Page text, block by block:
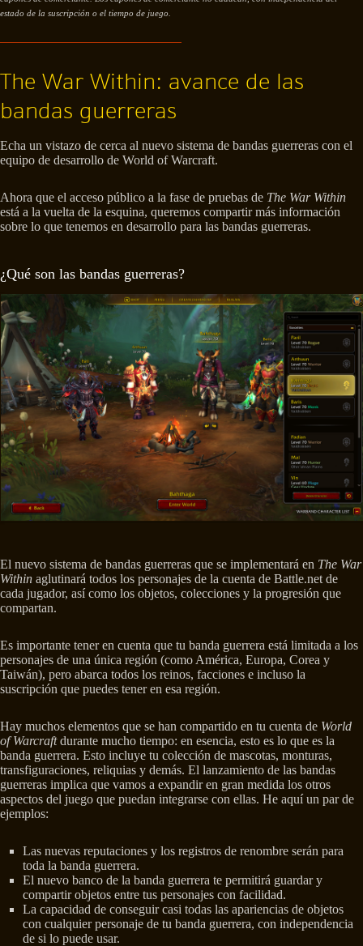
estado de la suscripción o el tiempo de juego.
The War Within: avance de las
bandas guerreras
Echa un vistazo de cerca al nuevo sistema de bandas guerreras con el
equipo de desarrollo de World of Warcraft.
Ahora que el acceso público a la fase de pruebas de The War Within
está a la vuelta de la esquina, queremos compartir más información
sobre lo que tenemos en desarrollo para las bandas guerreras.
¿Qué son las bandas guerreras?
El nuevo sistema de bandas guerreras que se implementará en The War
Within aglutinará todos los personajes de la cuenta de Battle.net de
cada jugador, así como los objetos, colecciones y la progresión que
compartan.
Es importante tener en cuenta que tu banda guerrera está limitada a los
personajes de una única región (como América, Europa, Corea y
Taiwán), pero abarca todos los reinos, facciones e incluso la
suscripción que puedes tener en esa región.
Hay muchos elementos que se han compartido en tu cuenta de World
of Warcraftdurante mucho tiempo: en esencia, esto es lo que es la
banda guerrera. Esto incluye tu colección de mascotas, monturas,
transfiguraciones, reliquias y demás. El lanzamiento de las bandas
guerreras implica que vamos a expandir en gran medida los otros
aspectos del juego que puedan integrarse con ellas. He aquí un par de
ejemplos:
Las nuevas reputaciones y los registros de renombre serán para
toda la banda guerrera.
El nuevo banco de la banda guerrera te permitirá guardar y
compartir objetos entre tus personajes con facilidad.
La capacidad de conseguir casi todas las apariencias de objetos
con cualquier personaje de tu banda guerrera, con independencia
de si lo puede usar.